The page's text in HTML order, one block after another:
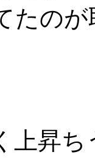
たの
上昇ち